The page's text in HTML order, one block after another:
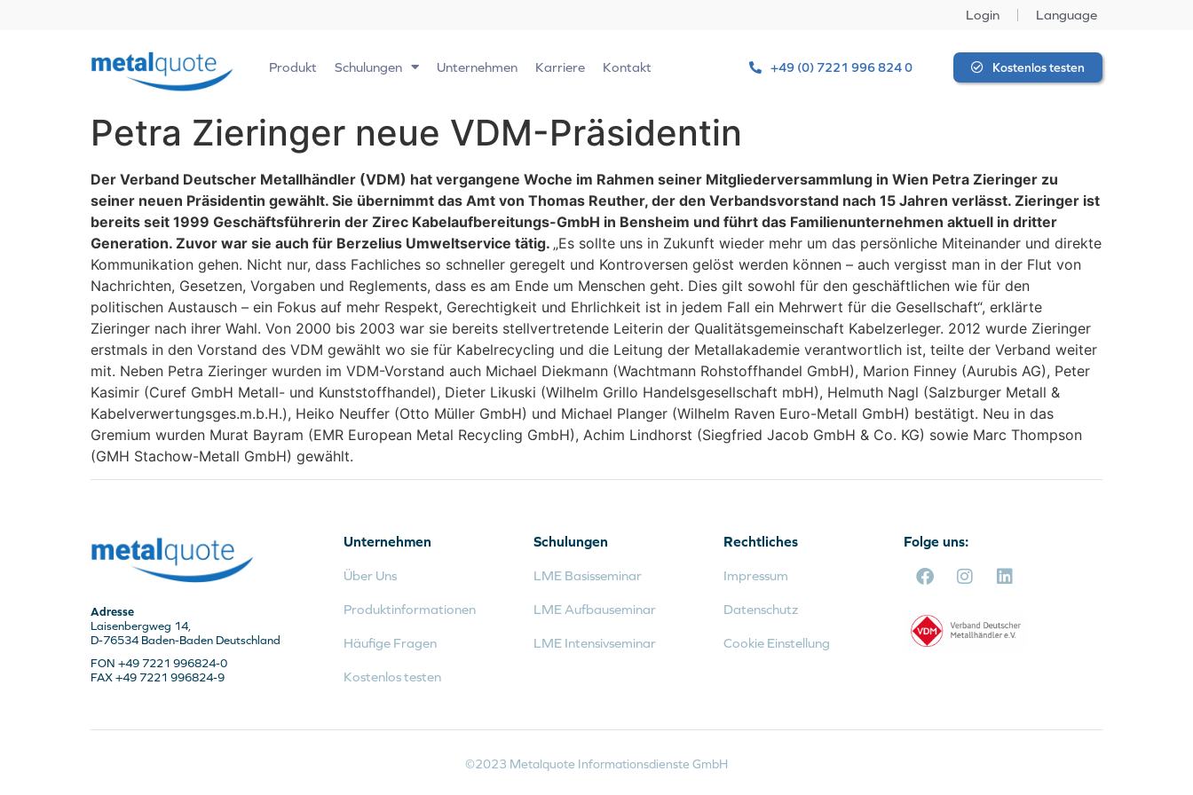
Login Language
Produkt Schulungen Unternehmen Karriere Kontakt +49 (0) 7221 996 824 0 Kostenlos testen
Petra Zieringer neue VDM-Präsidentin
Der Verband Deutscher Metallhändler (VDM) hat vergangene Woche im Rahmen seiner Mitgliederversammlung in Wien Petra Zieringer zu
seiner neuen Präsidentin gewählt. Sie übernimmt das Amt von Thomas Reuther, der den Verbandsvorstand nach 15 Jahren verlässt. Zieringer ist
bereits seit 1999 Geschäftsführerin der Zirec Kabelaufbereitungs-GmbH in Bensheim und führt das Familienunternehmen aktuell in dritter
Generation. Zuvor war sie auch für Berzelius Umweltservice tätig. „Es sollte uns in Zukunft wieder mehr um das persönliche Miteinander und direkte
Kommunikation gehen. Nicht nur, dass Fachliches so schneller geregelt und Kontroversen gelöst werden können – auch vergisst man in der Flut von
Nachrichten, Gesetzen, Vorgaben und Reglements, dass es am Ende um Menschen geht. Dies gilt sowohl für den geschäftlichen wie für den
politischen Austausch – ein Fokus auf mehr Respekt, Gerechtigkeit und Ehrlichkeit ist in jedem Fall ein Mehrwert für die Gesellschaft“, erklärte
Zieringer nach ihrer Wahl. Von 2000 bis 2003 war sie bereits stellvertretende Leiterin der Qualitätsgemeinschaft Kabelzerleger. 2012 wurde Zieringer
erstmals in den Vorstand des VDM gewählt wo sie für Kabelrecycling und die Leitung der Metallakademie verantwortlich ist, teilte der Verband weiter
mit. Neben Petra Zieringer wurden im VDM-Vorstand auch Michael Diekmann (Wachtmann Rohstoffhandel GmbH), Marion Finney (Aurubis AG), Peter
Kasimir (Curef GmbH Metall- und Kunststoffhandel), Dieter Likuski (Wilhelm Grillo Handelsgesellschaft mbH), Helmuth Nagl (Salzburger Metall &
Kabelverwertungsges.m.b.H.), Heiko Neuffer (Otto Müller GmbH) und Michael Planger (Wilhelm Raven Euro-Metall GmbH) bestätigt. Neu in das
Gremium wurden Murat Bayram (EMR European Metal Recycling GmbH), Achim Lindhorst (Siegfried Jacob GmbH & Co. KG) sowie Marc Thompson
(GMH Stachow-Metall GmbH) gewählt.
Adresse
Laisenbergweg 14,
D-76534 Baden-Baden Deutschland
FON +49 7221 996824-0
FAX +49 7221 996824-9
Unternehmen
Über Uns
Produktinformationen
Häufige Fragen
Kostenlos testen
Schulungen
LME Basisseminar
LME Aufbauseminar
LME Intensivseminar
Rechtliches
Impressum
Datenschutz
Cookie Einstellung
Folge uns:
©2023 Metalquote Informationsdienste GmbH